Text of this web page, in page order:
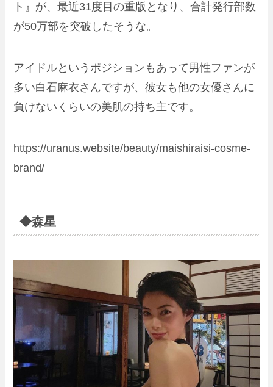
ト』が、最近31度目の重版となり、合計発行部数
が50万部を突破したそうな。
アイドルというポジションもあって男性ファンが
多い白石麻衣さんですが、彼女も他の女優さんに
負けないくらいの美肌の持ち主です。
https://uranus.website/beauty/maishiraisi-cosme-
brand/
◆森星